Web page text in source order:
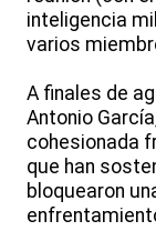
inteligencia
varios
A finales de
Antonio
cohesionada
que han
bloquearon